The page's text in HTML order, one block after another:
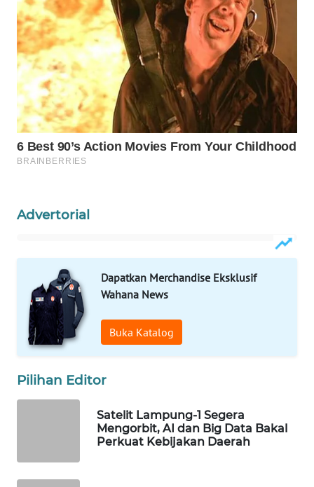
Advertorial
Dapatkan Merchandise Eksklusif
Wahana News
Buka Katalog
Pilihan Editor
Satelit Lampung-1 Segera
Mengorbit, AI dan Big Data Bakal
Perkuat Kebijakan Daerah
WN
SOLO
WN
BOROBUDUR
WN
MADURA
WN
BINTAN
WN
MANDALIKA
LABUANBAJO